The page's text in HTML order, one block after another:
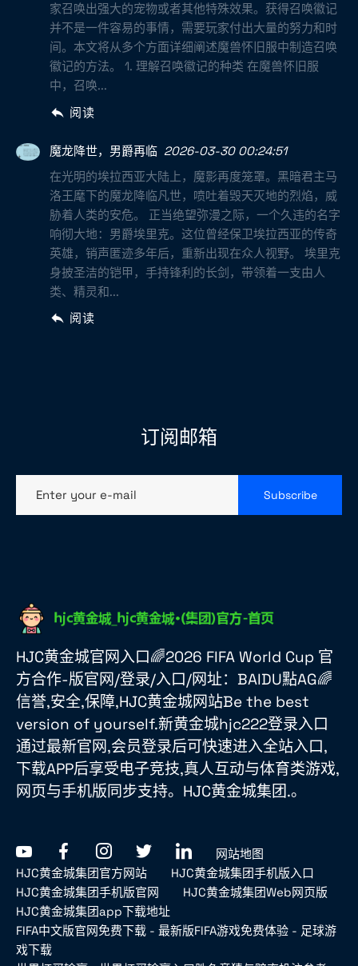
家召唤出强大的宠物或者其他特殊效果。获得召唤徽记
并不是一件容易的事情，需要玩家付出大量的努力和时
间。本文将从多个方面详细阐述魔兽怀旧服中制造召唤
徽记的方法。 1. 理解召唤徽记的种类 在魔兽怀旧服
中，召唤...
阅读
魔龙降世，男爵再临 2026-03-30 00:24:51
在光明的埃拉西亚大陆上，魔影再度笼罩。黑暗君主马
洛王麾下的魔龙降临凡世，喷吐着毁天灭地的烈焰，威
胁着人类的安危。 正当绝望弥漫之际，一个久违的名字
响彻大地：男爵埃里克。这位曾经保卫埃拉西亚的传奇
英雄，销声匿迹多年后，重新出现在众人视野。 埃里克
身披圣洁的铠甲，手持锋利的长剑，带领着一支由人
类、精灵和...
阅读
订阅邮箱
Enter your e-mail Subscribe
HJC黄金城官网入口🌈2026 FIFA World Cup 官
方合作-版官网/登录/入口/网址：BAIDU點AG🌈
信誉,安全,保障,HJC黄金城网站Be the best
version of yourself.新黄金城hjc222登录入口
通过最新官网,会员登录后可快速进入全站入口,
下载APP后享受电子竞技,真人互动与体育类游戏,
网页与手机版同步支持。HJC黄金城集团.。
网站地图
HJC黄金城集团官方网站
HJC黄金城集团手机版入口
HJC黄金城集团手机版官网
HJC黄金城集团Web网页版
HJC黄金城集团app下载地址
FIFA中文版官网免费下载 - 最新版FIFA游戏免费体验 - 足球游
戏下载